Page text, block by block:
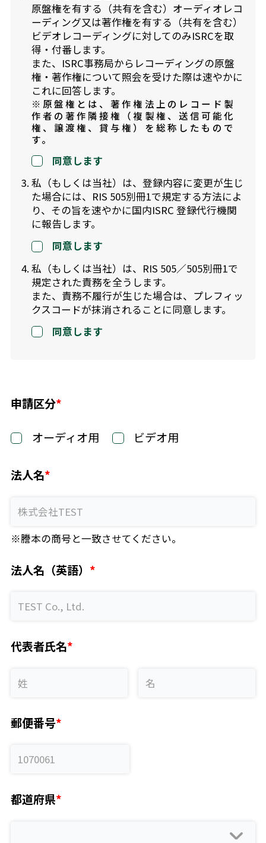
原盤権を有する（共有を含む）オーディオレコ
ーディング又は著作権を有する（共有を含む）
ビデオレコーディングに対してのみISRCを取
得・付番します。
また、ISRC事務局からレコーディングの原盤
権・著作権について照会を受けた際は速やかに
これに回答します。
※原盤権とは、著作権法上のレコード製
作者の著作隣接権（複製権、送信可能化
権、譲渡権、貸与権）を総称したもので
す。
同意します
3. 私（もしくは当社）は、登録内容に変更が生じ
た場合には、RIS 505別冊1で規定する方法によ
り、その旨を速やかに国内ISRC 登録代行機関
に報告します。
同意します
4. 私（もしくは当社）は、RIS 505／505別冊1で
規定された責務を全うします。
また、責務不履行が生じた場合は、プレフィッ
クスコードが抹消されることに同意します。
同意します
申請区分
オーディオ用 ビデオ用
法人名
※謄本の商号と一致させてください。
法人名（英語）
代表者氏名
郵便番号
都道府県